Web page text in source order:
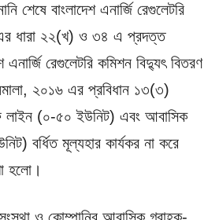
শেষে বাংলাদেশ এনার্জি রেগুলেটরি
ধারা ২২(খ) ও ৩৪ এ প্রদত্ত
এনার্জি রেগুলেটরি কমিশন বিদ্যুৎ বিতরণ
২০১৬ এর প্রবিধান ১৩(৩)
লাইন (০-৫০ ইউনিট) এবং আবাসিক
বর্ধিত মূল্যহার কার্যকর না করে
হলো।